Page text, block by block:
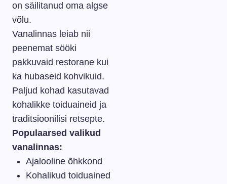
on säilitanud oma algse
võlu.
Vanalinnas leiab nii
peenemat sööki
pakkuvaid restorane kui
ka hubaseid kohvikuid.
Paljud kohad kasutavad
kohalikke toiduaineid ja
traditsioonilisi retsepte.
Populaarsed valikud
vanalinnas:
Ajalooline õhkkond
Kohalikud toiduained